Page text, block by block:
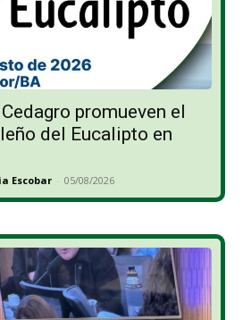
promueven el
del Eucalipto en
Escobar - 05/08/2026